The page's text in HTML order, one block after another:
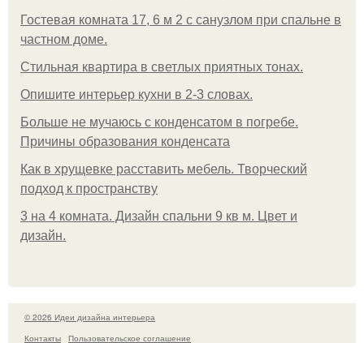
Гостевая комната 17, 6 м 2 с санузлом при спальне в
частном доме.
Стильная квартира в светлых приятных тонах.
Опишите интерьер кухни в 2-3 словах.
Больше не мучаюсь с конденсатом в погребе.
Причины образования конденсата
Как в хрущевке расставить мебель. Творческий
подход к пространству
3 на 4 комната. Дизайн спальни 9 кв м. Цвет и
дизайн.
© 2026 Идеи дизайна интерьера
Контакты
Пользовательское соглашение